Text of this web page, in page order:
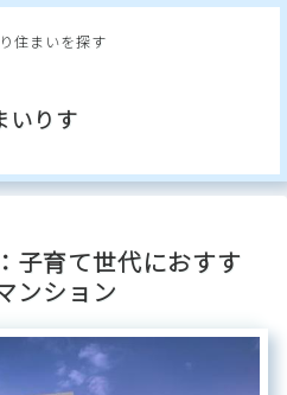
住まいを探す
いりす
子育て世代におすす
ンション